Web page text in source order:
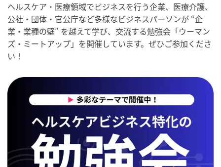
ヘルスケア・医療領域でビジネスを行う企業、医療介護、
公社・団体・官公庁など多様なビジネスパーソンが “企
業・業種の壁” を越えて学び、交流する勉強会「ウーマン
ズ・ミートアップ」を開催しています。ぜひご参加くださ
い！